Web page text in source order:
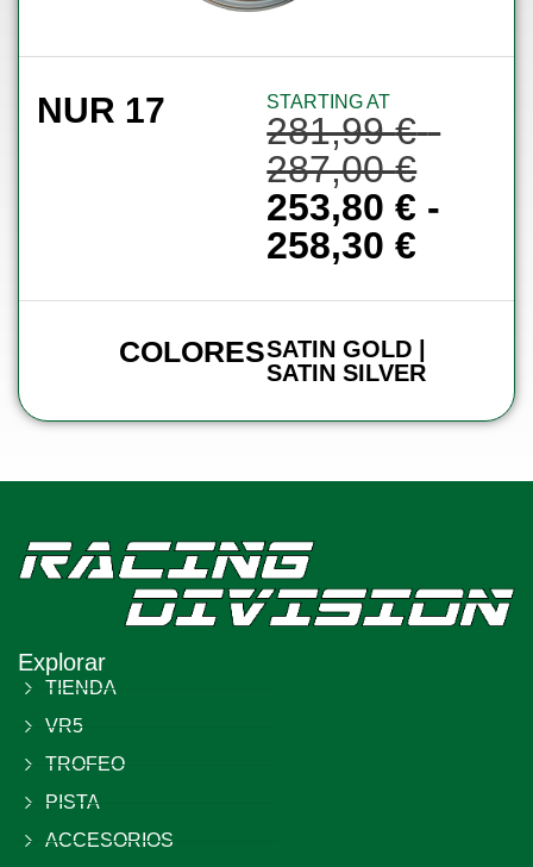
NUR 17 STARTING AT
281,99€ -
287,00€
253,80€ -
258,30€
COLORESSATIN GOLD |
SATIN SILVER
Explorar
TIENDA
VR5
TROFEO
PISTA
ACCESORIOS